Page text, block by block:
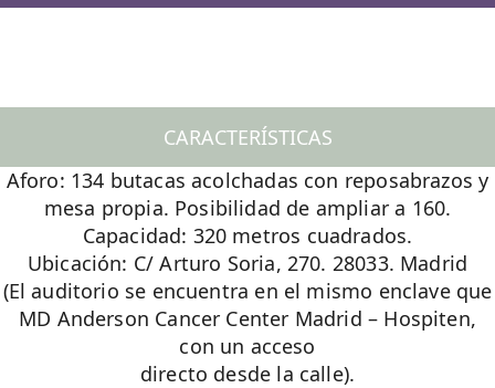
CARACTERÍSTICAS
Aforo: 134 butacas acolchadas con reposabrazos y
mesa propia. Posibilidad de ampliar a 160.
Capacidad: 320 metros cuadrados.
Ubicación: C/ Arturo Soria, 270. 28033. Madrid
(El auditorio se encuentra en el mismo enclave que
MD Anderson Cancer Center Madrid – Hospiten,
con un acceso
directo desde la calle).